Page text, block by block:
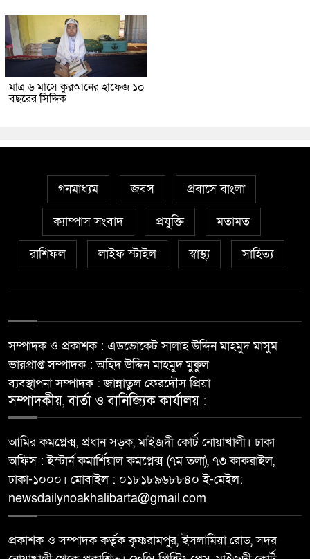
মাত্র ৬ মাসে কুরআনের হাফেজ ১০
বছরের সিদ্দিক
গনমাধ্যম জবস প্রবাসে বাংলা
ক্যাম্পাস সংবাদ প্রযুক্তি মতামত
রাশিফল লাইফ স্টাইল স্বাস্থ্য সাহিত্য
সম্পাদক ও প্রকাশক : এডভোকেট সালাহ উদ্দিন মাহমুদ মাসুম
ভারপ্রাপ্ত সম্পাদক : অহিদ উদ্দিন মাহমুদ মুকুল
ব্যবস্থাপনা সম্পাদক : জান্নাতুল ফেরদৌস প্রিয়া
সম্পাদকীয়, বার্তা ও বানিজ্যিক কার্যালয় :
আমির কমপ্লেক্স, প্রধান সড়ক, মাইজদী কোর্ট নোয়াখালী। ঢাকা
অফিস : ইস্টার্ন কমার্শিয়াল কমপ্লেক্স (৭ম তলা), ৭৩ কাকরাইল,
ঢাকা-১০০০। মোবাইল : ০১৮১৮৯৬৮৮৪০ ই-মেইল:
newsdailynoakhalibarta@gmail.com
প্রকাশক ও সম্পাদক কর্তৃক কৃষ্ণরামপুর, ইসলামিয়া রোড, সদর